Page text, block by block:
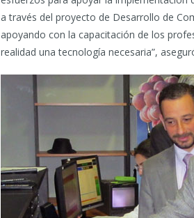
a través del proyecto de Desarrollo de
apoyando con la capacitación de los
realidad una tecnología necesaria”,